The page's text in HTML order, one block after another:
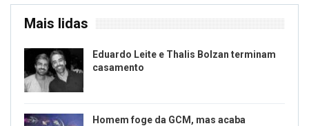
Mais lidas
Eduardo Leite e Thalis Bolzan terminam
casamento
Homem foge da GCM, mas acaba